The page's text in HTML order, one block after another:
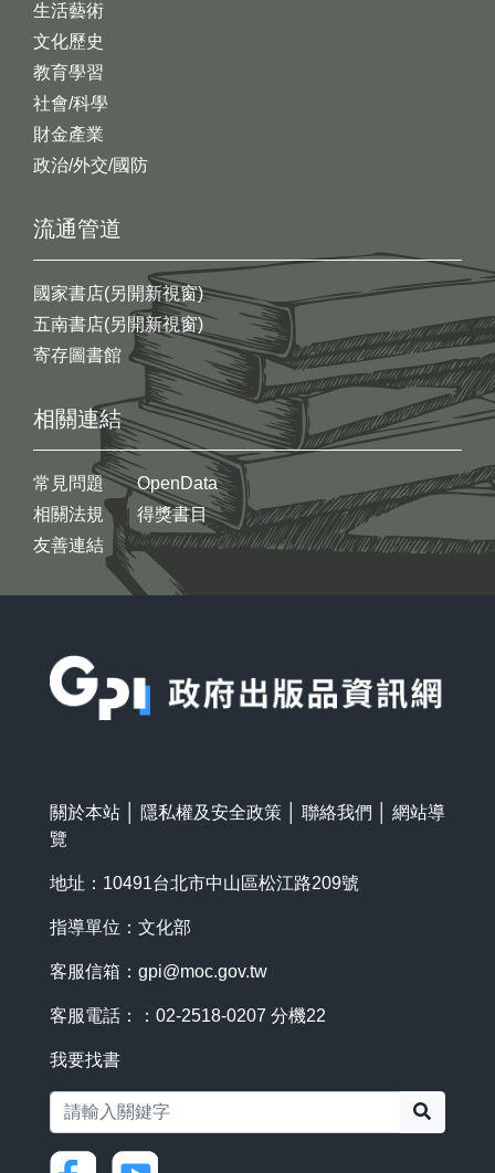
生活藝術
文化歷史
教育學習
社會/科學
財金產業
政治/外交/國防
流通管道
國家書店(另開新視窗)
五南書店(另開新視窗)
寄存圖書館
相關連結
常見問題
相關法規
友善連結
OpenData
得獎書目
關於本站 隱私權及安全政策 聯絡我們
網站導
覽
地址：10491台北市中山區松江路209號
指導單位：文化部
客服信箱： gpi@moc.gov.tw
客服電話：：02-2518-0207 分機22
我要找書